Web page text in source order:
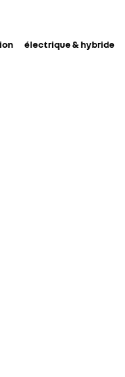
électrique & hybride